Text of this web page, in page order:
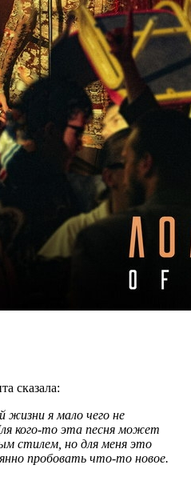
сказала:
жизни я мало чего не
кого-то эта песня может
стилем, но для меня это
пробовать что-то новое.